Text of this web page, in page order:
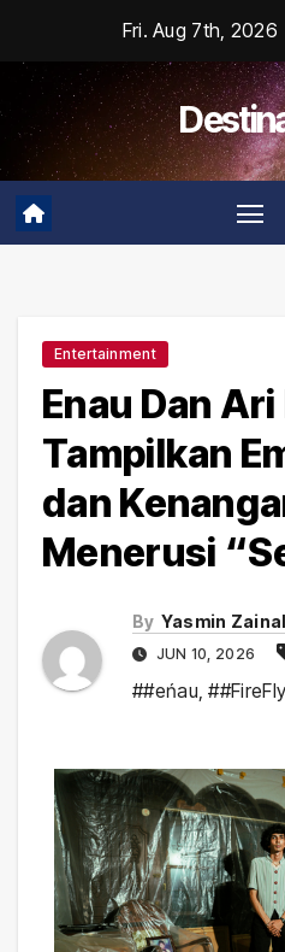
content
Fri. Aug 7th, 2026
Entertainment
Enau Dan
Tampilkan
dan
Menerusi
By Yasmin Zainal
JUN 10, 2026
##eńau,